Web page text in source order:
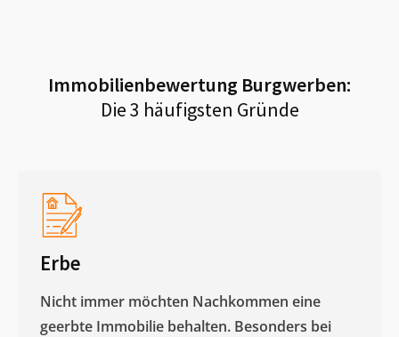
Immobilienbewertung Burgwerben:
Die 3 häufigsten Gründe
Erbe
Nicht immer möchten Nachkommen eine
geerbte Immobilie behalten. Besonders bei